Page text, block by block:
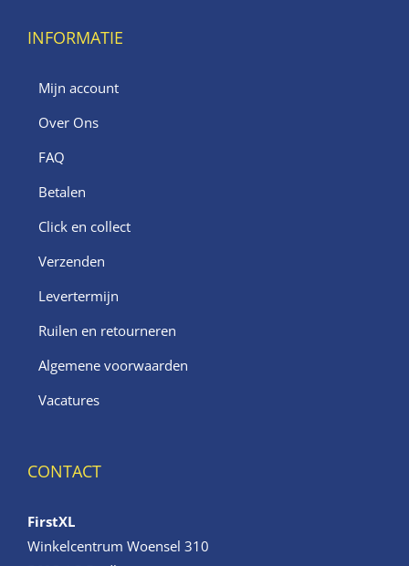
INFORMATIE
Mijn account
Over Ons
FAQ
Betalen
Click en collect
Verzenden
Levertermijn
Ruilen en retourneren
Algemene voorwaarden
Vacatures
CONTACT
FirstXL
Winkelcentrum Woensel 310